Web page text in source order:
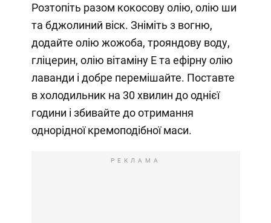
Розтопіть разом кокосову олію, олію ши
та бджолиний віск. Зніміть з вогню,
додайте олію жожоба, трояндову воду,
гліцерин, олію вітаміну Е та ефірну олію
лаванди і добре перемішайте. Поставте
в холодильник на 30 хвилин до однієї
години і збивайте до отримання
однорідної кремоподібної маси.
РЕКЛАМА